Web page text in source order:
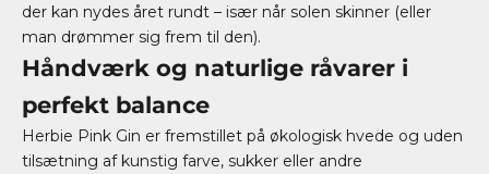
der kan nydes året rundt – især når solen skinner (eller
man drømmer sig frem til den).
Håndværk og naturlige råvarer i
perfekt balance
Herbie Pink Gin er fremstillet på økologisk hvede og uden
tilsætning af kunstig farve, sukker eller andre